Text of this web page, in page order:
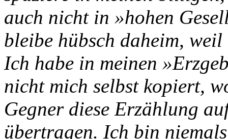
auch nicht in »hohen
bleibe hübsch daheim,
Ich habe in meinen
nicht mich selbst kopiert,
Gegner diese Erzählung
übertragen. Ich bin